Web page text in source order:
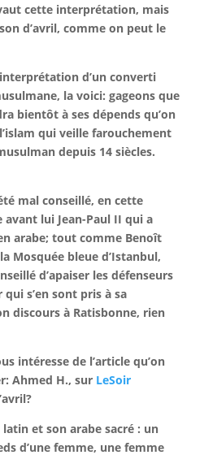
cette interprétation, mais
d’avril, comme on peut le
d’un converti
la voici: gageons que
bientôt à ses dépends qu’on
qui veille farouchement
depuis 14 siècles.
mal conseillé, en cette
lui Jean-Paul II qui a
arabe; tout comme Benoît
Mosquée bleue d’Istanbul,
d’apaiser les défenseurs
s’en sont pris à sa
discours à Ratisbonne, rien
intéresse de l’article qu’on
Ahmed H., sur LeSoir
latin et son arabe sacré : un
d’une femme, une femme